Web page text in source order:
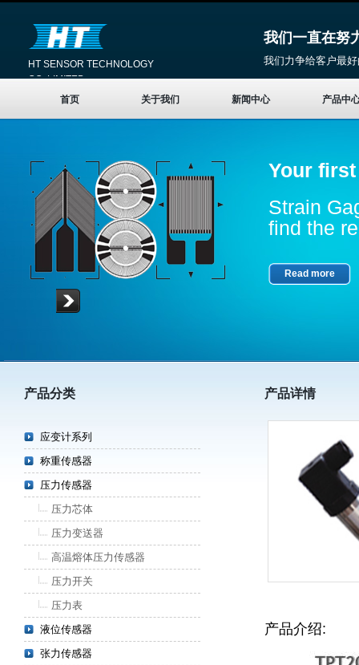
HT SENSOR TECHNOLOGY
CO.,LIMITED
我们一直在努
我们力争给客户最
首页 关于我们 新闻中心 产品中
Your
Strain
find the
Read more
产品详情
产品介绍:
产品分类
应变计系列
称重传感器
压力传感器
压力芯体
压力变送器
高温熔体压力传感器
压力开关
压力表
液位传感器
张力传感器